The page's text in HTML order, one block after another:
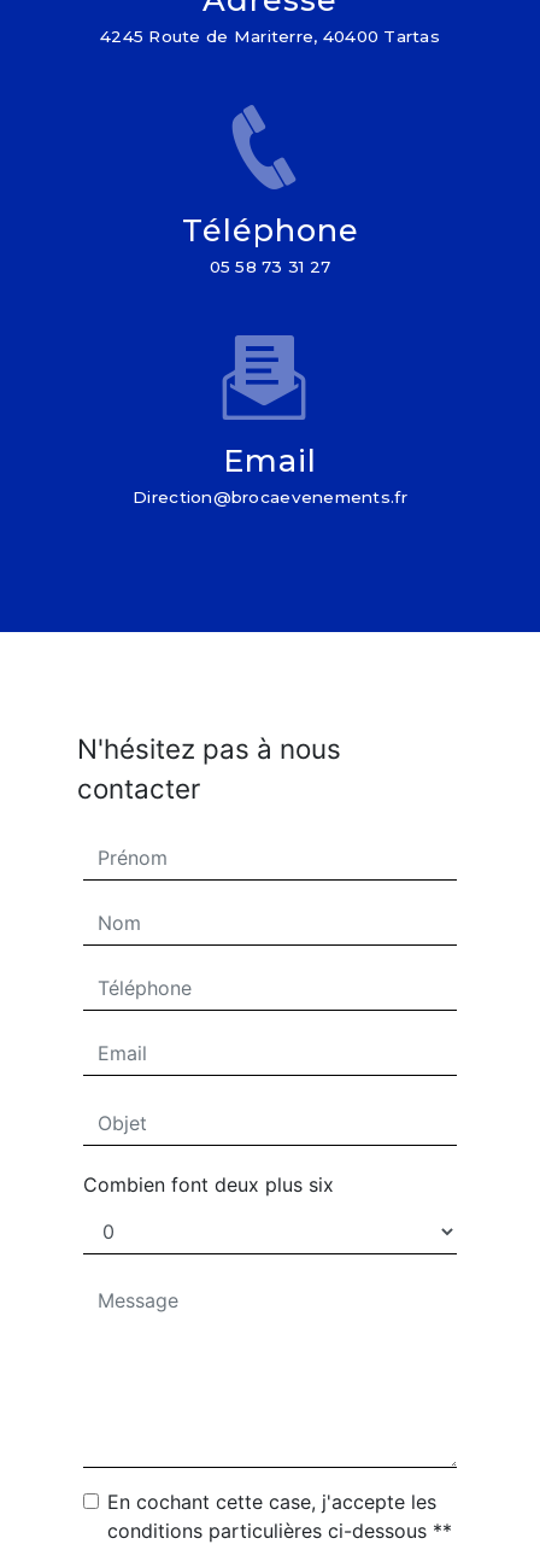
4245 Route de Mariterre, 40400 Tartas
Téléphone
05 58 73 31 27
Email
direction@brocaevenements.fr
N'hésitez pas à nous
contacter
Combien font deux plus six
En cochant cette case, j'accepte les
conditions particulières ci-dessous **